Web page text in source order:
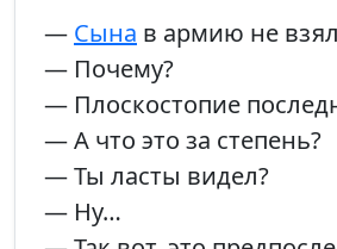
— Сына в армию не
— Почему?
— Плоскостопие
— А что это за степень?
— Ты ласты видел?
— Ну…